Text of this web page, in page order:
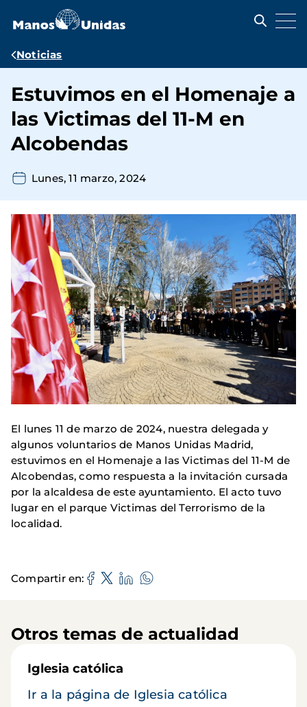
contenido
Ruta
navegación
Noticias
Estuvimos en el Homenaje a
las Victimas del 11-M en
Alcobendas
Lunes, 11 marzo, 2024
El lunes 11 de marzo de 2024, nuestra delegada y
algunos voluntarios de Manos Unidas Madrid,
estuvimos en el Homenaje a las Victimas del 11-M de
Alcobendas, como respuesta a la invitación cursada
por la alcaldesa de este ayuntamiento. El acto tuvo
lugar en el parque Victimas del Terrorismo de la
localidad.
Compartir en
Otros temas de actualidad
Iglesia católica
Ir a la página de Iglesia católica